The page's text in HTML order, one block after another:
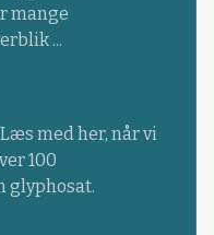
mange
...
med her, når vi
100
glyphosat.